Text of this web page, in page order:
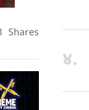
Shares
४.